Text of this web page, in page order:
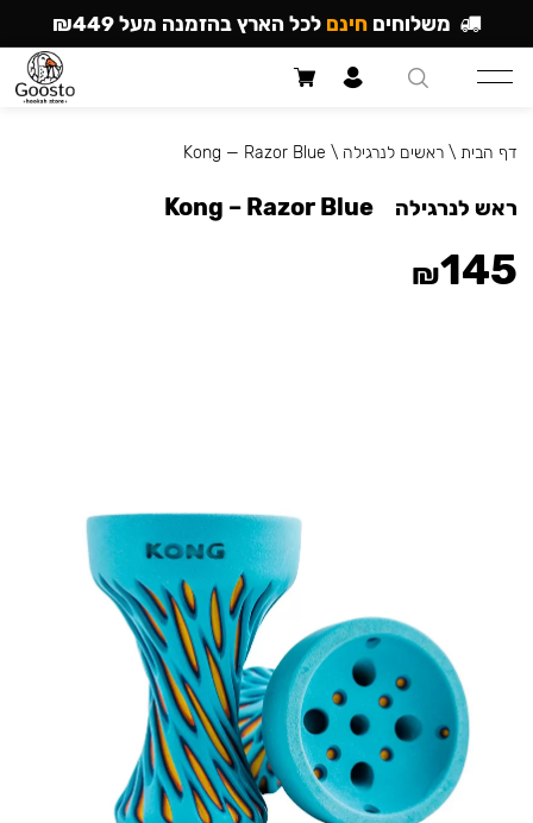
דף הבית \ראשים לנרגילה \
Kong — Razor Blue
ראש לנרגילה Kong – Razor Blue
₪145
משלוחים חינם לכל הארץ בהזמנה מעל ₪449